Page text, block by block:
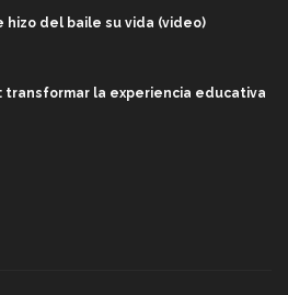
hizo del baile su vida (video)
transformar la experiencia educativa